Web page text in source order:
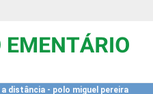
distância - polo miguel pereira